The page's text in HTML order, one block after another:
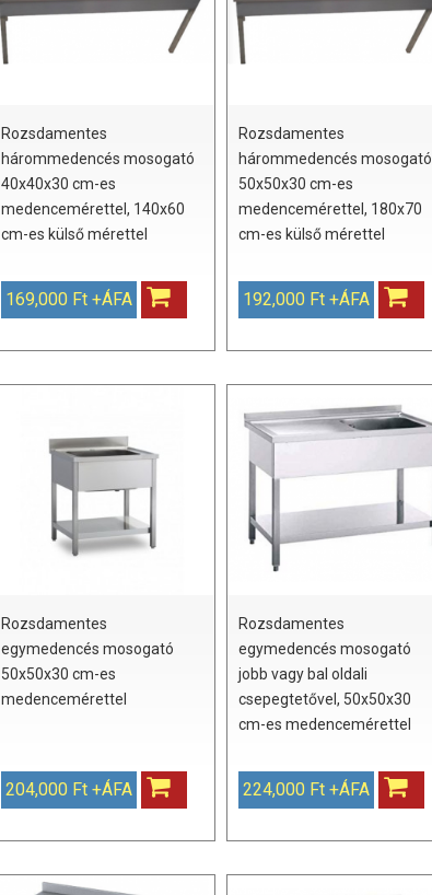
Rozsdamentes
hárommedencés mosogató
40x40x30 cm-es
medencemérettel, 140x60
cm-es külső mérettel
169,000 Ft +ÁFA
Rozsdamentes
hárommedencés mosogató
50x50x30 cm-es
medencemérettel, 180x70
cm-es külső mérettel
192,000 Ft +ÁFA
Rozsdamentes
egymedencés mosogató
50x50x30 cm-es
medencemérettel
204,000 Ft +ÁFA
Rozsdamentes
egymedencés mosogató
jobb vagy bal oldali
csepegtetővel, 50x50x30
cm-es medencemérettel
224,000 Ft +ÁFA